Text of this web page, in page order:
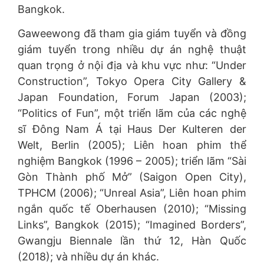
Bangkok.
Gaweewong đã tham gia giám tuyển và đồng
giám tuyển trong nhiều dự án nghệ thuật
quan trọng ở nội địa và khu vực như: “Under
Construction”, Tokyo Opera City Gallery &
Japan Foundation, Forum Japan (2003);
“Politics of Fun”, một triển lãm của các nghệ
sĩ Đông Nam Á tại Haus Der Kulteren der
Welt, Berlin (2005); Liên hoan phim thể
nghiệm Bangkok (1996 – 2005); triển lãm “Sài
Gòn Thành phố Mở” (Saigon Open City),
TPHCM (2006); “Unreal Asia”, Liên hoan phim
ngắn quốc tế Oberhausen (2010); “Missing
Links”, Bangkok (2015); “Imagined Borders”,
Gwangju Biennale lần thứ 12, Hàn Quốc
(2018); và nhiều dự án khác.